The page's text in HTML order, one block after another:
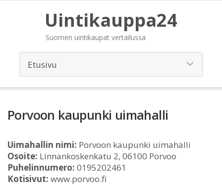
Uintikauppa24
Suomen uintikaupat vertailussa
Porvoon kaupunki uimahalli
Uimahallin nimi: Porvoon kaupunki uimahalli
Osoite: Linnankoskenkatu 2, 06100 Porvoo
Puhelinnumero: 0195202461
Kotisivut: www.porvoo.fi